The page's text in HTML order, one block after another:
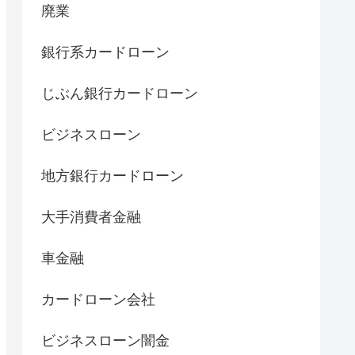
廃業
銀行系カードローン
じぶん銀行カードローン
ビジネスローン
地方銀行カードローン
大手消費者金融
車金融
カードローン会社
ビジネスローン闇金